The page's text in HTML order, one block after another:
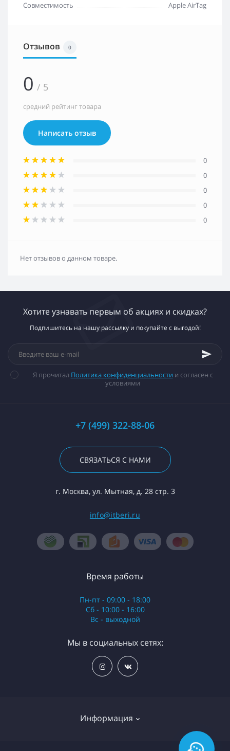
Совместимость
Apple AirTag
Отзывов 0
0 / 5
средний рейтинг товара
Написать отзыв
0
0
0
0
0
Нет отзывов о данном товаре.
Хотите узнавать первым об акциях и скидках?
Подпишитесь на нашу рассылку и покупайте с выгодой!
Я прочитал Политика конфиденциальности и согласен с
условиями
+7 (499) 322-88-06
СВЯЗАТЬСЯ С НАМИ
г. Москва, ул. Мытная, д. 28 стр. 3
info@itberi.ru
Информация
Время работы
Пн-пт - 09:00 - 18:00
Сб - 10:00 - 16:00
Вс - выходной
Мы в социальных сетях: